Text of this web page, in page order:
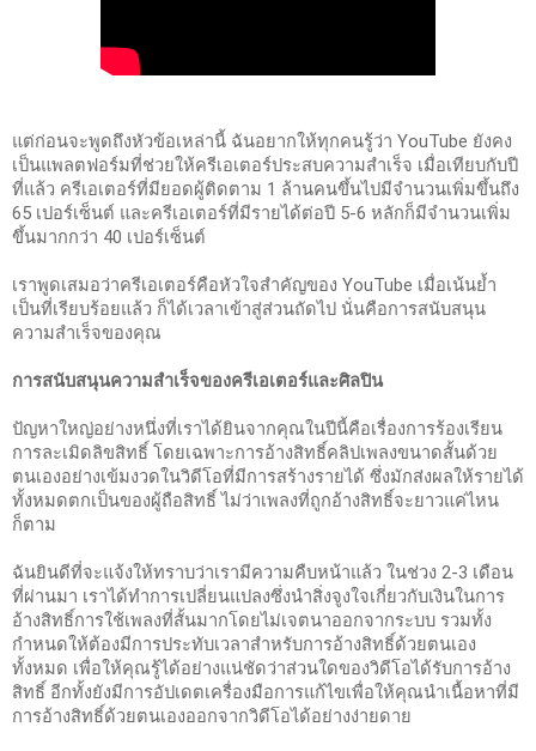
แต่ก่อนจะพูดถึงหัวข้อเหล่านี้ ฉันอยากให้ทุกคนรู้ว่า YouTube ยังคง
เป็นแพลตฟอร์มที่ช่วยให้ครีเอเตอร์ประสบความสำเร็จ เมื่อเทียบกับปี
ที่แล้ว ครีเอเตอร์ที่มียอดผู้ติดตาม 1 ล้านคนขึ้นไปมีจำนวนเพิ่มขึ้นถึง
65 เปอร์เซ็นต์ และครีเอเตอร์ที่มีรายได้ต่อปี 5-6 หลักก็มีจำนวนเพิ่ม
ขึ้นมากกว่า 40 เปอร์เซ็นต์
เราพูดเสมอว่าครีเอเตอร์คือหัวใจสำคัญของ YouTube เมื่อเน้นย้ำ
เป็นที่เรียบร้อยแล้ว ก็ได้เวลาเข้าสู่ส่วนถัดไป นั่นคือการสนับสนุน
ความสำเร็จของคุณ
การสนับสนุนความสำเร็จของครีเอเตอร์และศิลปิน
ปัญหาใหญ่อย่างหนึ่งที่เราได้ยินจากคุณในปีนี้คือเรื่องการร้องเรียน
การละเมิดลิขสิทธิ์ โดยเฉพาะการอ้างสิทธิ์คลิปเพลงขนาดสั้นด้วย
ตนเองอย่างเข้มงวดในวิดีโอที่มีการสร้างรายได้ ซึ่งมักส่งผลให้รายได้
ทั้งหมดตกเป็นของผู้ถือสิทธิ์ ไม่ว่าเพลงที่ถูกอ้างสิทธิ์จะยาวแค่ไหน
ก็ตาม
ฉันยินดีที่จะแจ้งให้ทราบว่าเรามีความคืบหน้าแล้ว ในช่วง 2-3 เดือน
ที่ผ่านมา เราได้ทำการเปลี่ยนแปลงซึ่งนำสิ่งจูงใจเกี่ยวกับเงินในการ
อ้างสิทธิ์การใช้เพลงที่สั้นมากโดยไม่เจตนาออกจากระบบ รวมทั้ง
กำหนดให้ต้องมีการประทับเวลาสำหรับการอ้างสิทธิ์ด้วยตนเอง
ทั้งหมด เพื่อให้คุณรู้ได้อย่างแน่ชัดว่าส่วนใดของวิดีโอได้รับการอ้าง
สิทธิ์ อีกทั้งยังมีการอัปเดตเครื่องมือการแก้ไขเพื่อให้คุณนำเนื้อหาที่มี
การอ้างสิทธิ์ด้วยตนเองออกจากวิดีโอได้อย่างง่ายดาย